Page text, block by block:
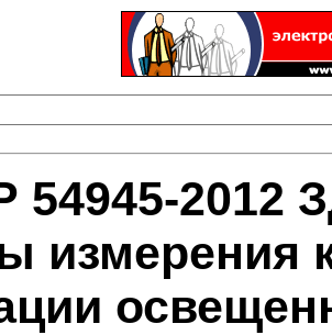
54945-2012
измерения